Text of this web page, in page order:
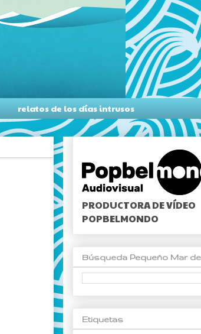
relatos de los días intrusos
PRODUCTORA DE VÍDEO
POPBELMONDO
Búsqueda Pequeño Mar
Etiquetas